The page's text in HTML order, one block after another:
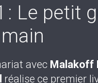
: Le petit
avec Malakoff
réalise ce premier